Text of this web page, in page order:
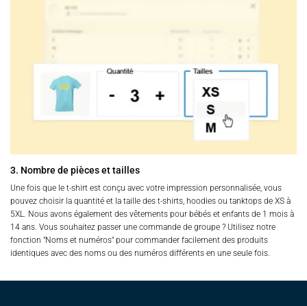
3. Nombre de pièces et tailles
Une fois que le t-shirt est conçu avec votre impression personnalisée, vous
pouvez choisir la quantité et la taille des t-shirts, hoodies ou tanktops de XS à
5XL. Nous avons également des vêtements pour bébés et enfants de 1 mois à
14 ans. Vous souhaitez passer une commande de groupe ? Utilisez notre
fonction "Noms et numéros" pour commander facilement des produits
identiques avec des noms ou des numéros différents en une seule fois.